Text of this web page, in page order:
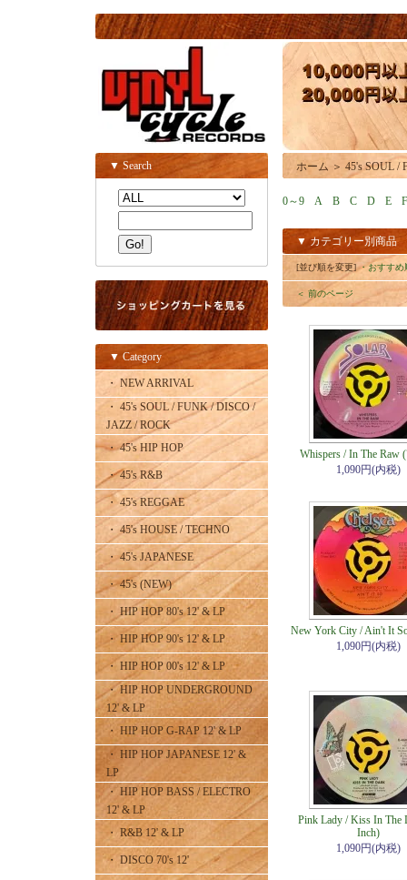
▼ Search
▼ Category
・ NEW ARRIVAL
・ 45's SOUL / FUNK / DISCO /
JAZZ / ROCK
・ 45's HIP HOP
・ 45's R&B
・ 45's REGGAE
・ 45's HOUSE / TECHNO
・ 45's JAPANESE
・ 45's (NEW)
・ HIP HOP 80's 12' & LP
・ HIP HOP 90's 12' & LP
・ HIP HOP 00's 12' & LP
・ HIP HOP UNDERGROUND
12' & LP
・ HIP HOP G-RAP 12' & LP
・ HIP HOP JAPANESE 12' &
LP
・ HIP HOP BASS / ELECTRO
12' & LP
・ R&B 12' & LP
・ DISCO 70's 12'
ホーム ＞ 45's SOUL /
0～9 A B C D E F
▼ カテゴリー別商品
[並び順を変更]・おすすめ
＜ 前のページ
Whispers / In The Raw
1,090円(内税)
New York City / Ain't It
1,090円(内税)
Pink Lady / Kiss In The
Inch)
1,090円(内税)